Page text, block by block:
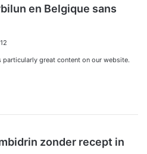
en Belgique sans
great content on our website.
zonder recept in